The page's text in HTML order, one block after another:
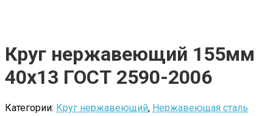
Круг нержавеющий 155мм
40х13 ГОСТ 2590-2006
Категории: Круг нержавеющий, Нержавеющая сталь